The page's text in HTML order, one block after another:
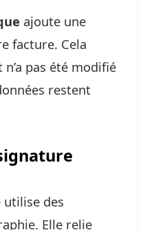
ajoute une
facture. Cela
pas été modifié
restent
des
Elle relie